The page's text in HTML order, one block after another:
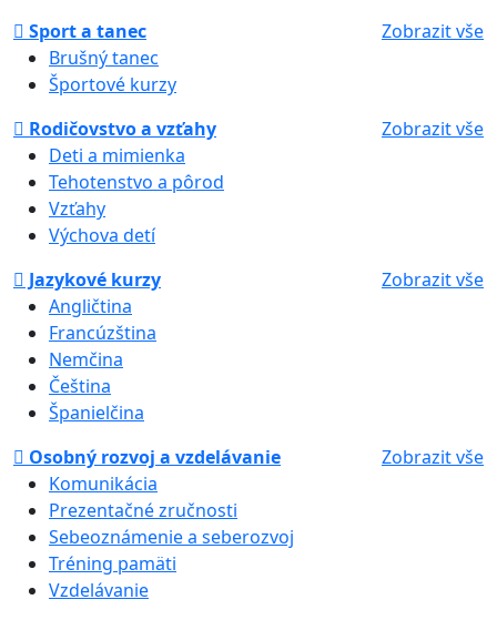
Sport a tanec
Zobrazit vše
Brušný tanec
Športové kurzy
Rodičovstvo a vzťahy
Zobrazit vše
Deti a mimienka
Tehotenstvo a pôrod
Vzťahy
Výchova detí
Jazykové kurzy
Zobrazit vše
Angličtina
Francúzština
Nemčina
Čeština
Španielčina
Osobný rozvoj a vzdelávanie
Zobrazit vše
Komunikácia
Prezentačné zručnosti
Sebeoznámenie a seberozvoj
Tréning pamäti
Vzdelávanie